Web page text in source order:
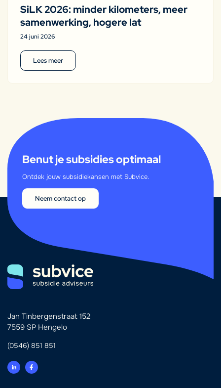
SiLK 2026: minder kilometers, meer
samenwerking, hogere lat
24 juni 2026
Lees meer
Jan Tinbergenstraat 152
7559 SP Hengelo
(0546) 851 851
Benut je subsidies optimaal
Ontdek jouw subsidiekansen met Subvice.
Neem contact op